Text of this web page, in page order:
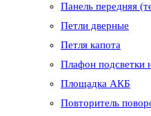
Панель передняя
Петли дверные
Петля капота
Плафон подсветки
Площадка АКБ
Повторитель